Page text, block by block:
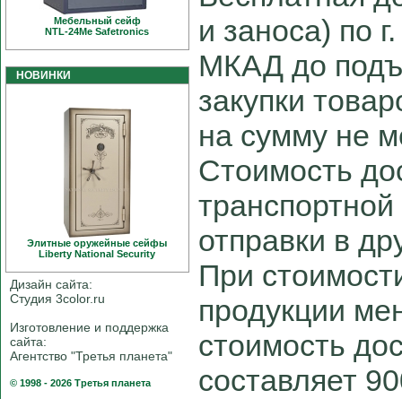
Мебельный сейф
NTL-24Me Safetronics
НОВИНКИ
Элитные оружейные сейфы
Liberty National Security
Дизайн сайта:
Студия 3color.ru
Изготовление и поддержка
сайта:
Агентство "Третья планета"
© 1998 - 2026 Третья планета
и заноса) по
МКАД до
закупки
на сумму не
Стоимость
отправки в
При
продукции
стоимость
составляет